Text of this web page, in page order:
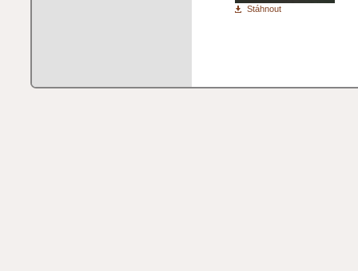
Stáhnout